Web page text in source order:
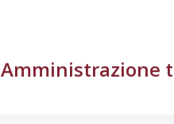
Amministrazione